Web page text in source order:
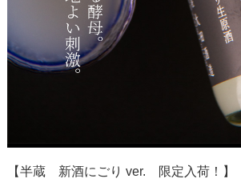
【半蔵 新酒にごり ver. 限定入荷！】